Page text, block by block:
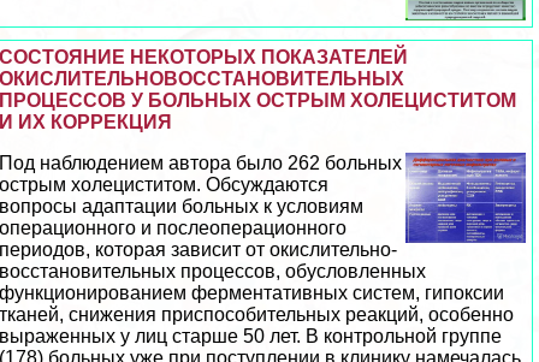
СОСТОЯНИЕ НЕКОТОРЫХ ПОКАЗАТЕЛЕЙ
ОКИСЛИТЕЛЬНОВОССТАНОВИТЕЛЬНЫХ
ПРОЦЕССОВ У БОЛЬНЫХ ОСТРЫМ ХОЛЕЦИСТИТОМ
И ИХ КОРРЕКЦИЯ
Под наблюдением автора было 262 больных
острым холециститом. Обсуждаются
вопросы адаптации больных к условиям
операционного и послеоперационного
периодов, которая зависит от окислительно-
восстановительных процессов, обусловленных
функционированием ферментативных систем, гипоксии
тканей, снижения приспособительных реакций, особенно
выраженных у лиц старше 50 лет. В контрольной группе
(178) больных уже при поступлении в клинику намечалась